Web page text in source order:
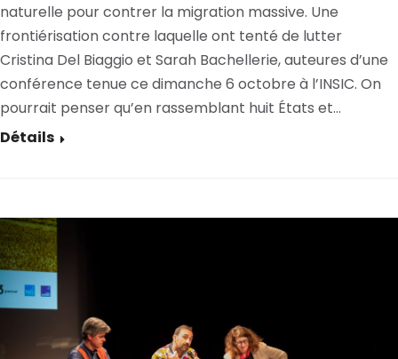
naturelle pour contrer la migration massive. Une
frontiérisation contre laquelle ont tenté de lutter
Cristina Del Biaggio et Sarah Bachellerie, auteures d’une
conférence tenue ce dimanche 6 octobre à l’INSIC. On
pourrait penser qu’en rassemblant huit États et…
Détails